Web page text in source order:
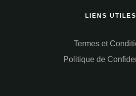
LIENS UTILES
Termes et
Politique de